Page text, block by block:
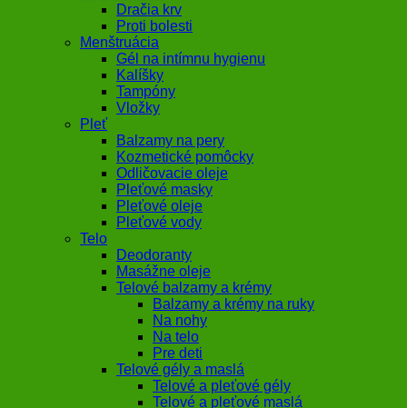
Dračia krv
Proti bolesti
Menštruácia
Gél na intímnu hygienu
Kalíšky
Tampóny
Vložky
Pleť
Balzamy na pery
Kozmetické pomôcky
Odličovacie oleje
Pleťové masky
Pleťové oleje
Pleťové vody
Telo
Deodoranty
Masážne oleje
Telové balzamy a krémy
Balzamy a krémy na ruky
Na nohy
Na telo
Pre deti
Telové gély a maslá
Telové a pleťové gély
Telové a pleťové maslá